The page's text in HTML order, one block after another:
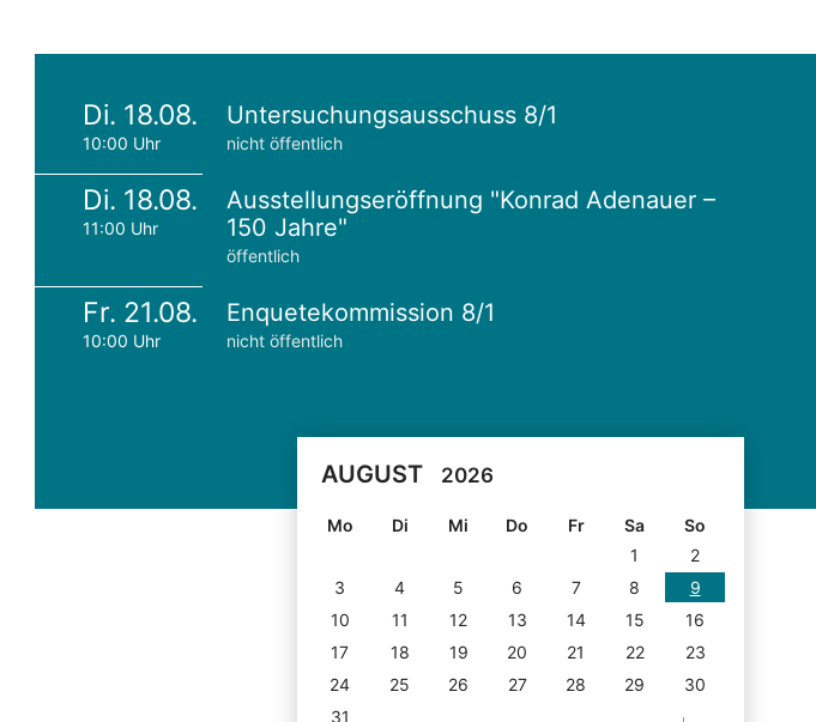
Di. 18.08.
10:00 Uhr
Untersuchungsausschuss 8/1
nicht öffentlich
Di. 18.08.
11:00 Uhr
Ausstellungseröffnung "Konrad Adenauer –
150 Jahre"
öffentlich
Fr. 21.08.
10:00 Uhr
Enquetekommission 8/1
nicht öffentlich
AUGUST 2026
Mo Di Mi Do Fr Sa
So
1
2
3
4 5 6 7 8
9
10
11 12 13 14 15
16
17
18 19 20 21 22
23
24
25 26 27 28 29
30
31